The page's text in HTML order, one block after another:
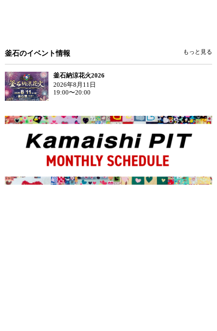
釜石のイベント情報 もっと見る
釜石納涼花火2026
2026年8月11日
19:00〜20:00